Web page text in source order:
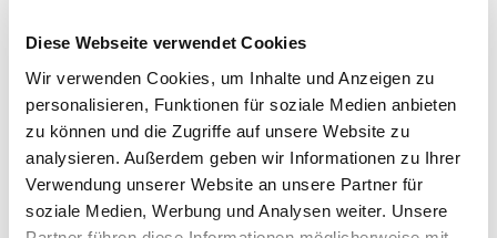
Diese Webseite verwendet Cookies
Wir verwenden Cookies, um Inhalte und Anzeigen zu
personalisieren, Funktionen für soziale Medien anbieten
zu können und die Zugriffe auf unsere Website zu
analysieren. Außerdem geben wir Informationen zu Ihrer
Verwendung unserer Website an unsere Partner für
soziale Medien, Werbung und Analysen weiter. Unsere
Gewähr. Die aufgeführten Texte sind lediglich
nicht die planerische Verantwortung von
Architekten und Statikern! Die beschriebenen
Arbeitsfolgen können nicht bei jedem
individuellen Bauvorhaben zur Anwendung
kommen. Der Einsatz der Produkte muss
grundsätzlich auf die örtlichen und technischen